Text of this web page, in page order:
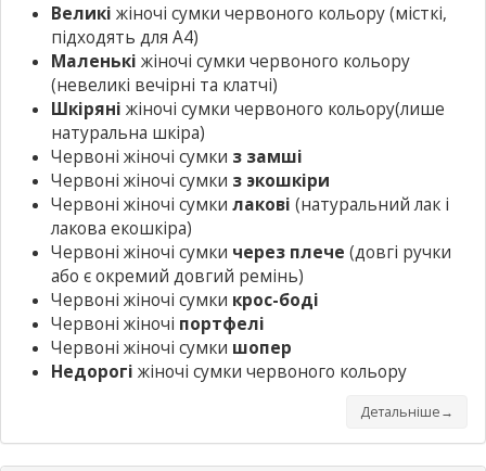
Великі жіночі сумки червоного кольору(місткі,
підходять для А4)
Маленькі жіночі сумки червоного кольору
(невеликі вечірні та клатчі)
Шкіряні жіночі сумки червоного кольору(лише
натуральна шкіра)
Червоні жіночі сумки з замші
Червоні жіночі сумки з экошкіри
Червоні жіночі сумки лакові (натуральний лак і
лакова екошкіра)
Червоні жіночі сумки через плече (довгі ручки
або є окремий довгий ремінь)
Червоні жіночі сумки крос-боді
Червоні жіночі портфелі
Червоні жіночі сумки шопер
Недорогі жіночі сумки червоного кольору
Детальніше→